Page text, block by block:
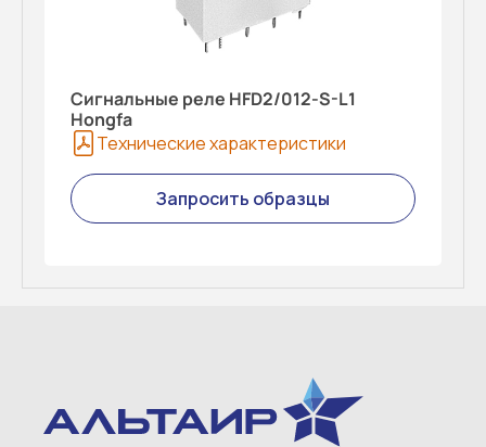
Сигнальные реле HFD2/012-S-L1
Hongfa
Технические характеристики
Запросить образцы